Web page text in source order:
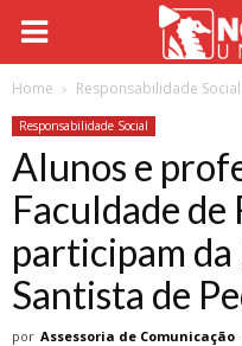
Home Responsabilidade Social
Responsabilidade Social
Alunos e
Faculdade
participam
Santista de
por Assessoria de Comunicação